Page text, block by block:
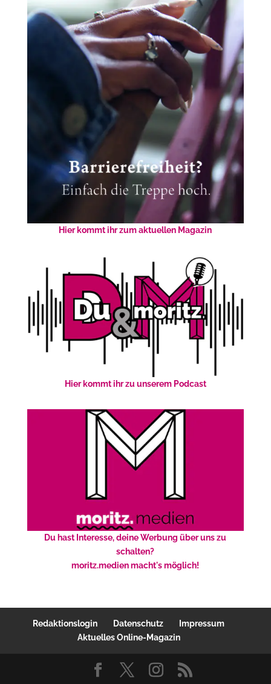
Hier kommt ihr zum aktuellen Magazin
Hier kommt ihr zu unserem Podcast
Du hast Interesse, deine Werbung über uns zu
schalten?
moritz.medien macht's möglich!
Redaktionslogin Datenschutz
Impressum
Aktuelles Online-Magazin